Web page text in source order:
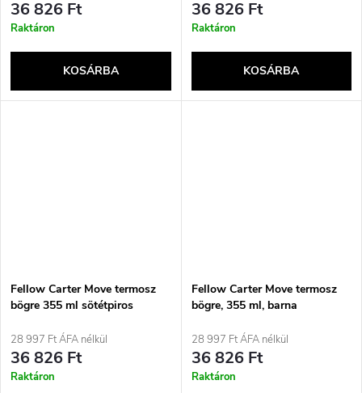
36 826 Ft
Raktáron
KOSÁRBA
36 826 Ft
Raktáron
KOSÁRBA
Fellow Carter Move termosz
bögre 355 ml sötétpiros
28 997 Ft ÁFA nélkül
36 826 Ft
Raktáron
Fellow Carter Move termosz
bögre, 355 ml, barna
28 997 Ft ÁFA nélkül
36 826 Ft
Raktáron